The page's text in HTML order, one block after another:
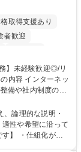
取得支援あり
者歓迎
休み 服装自由
備や社内制度の検
会社の生産性向上
維持管理に加え、
巻き込み課題解決
論理的な説明・
性や希望に沿って